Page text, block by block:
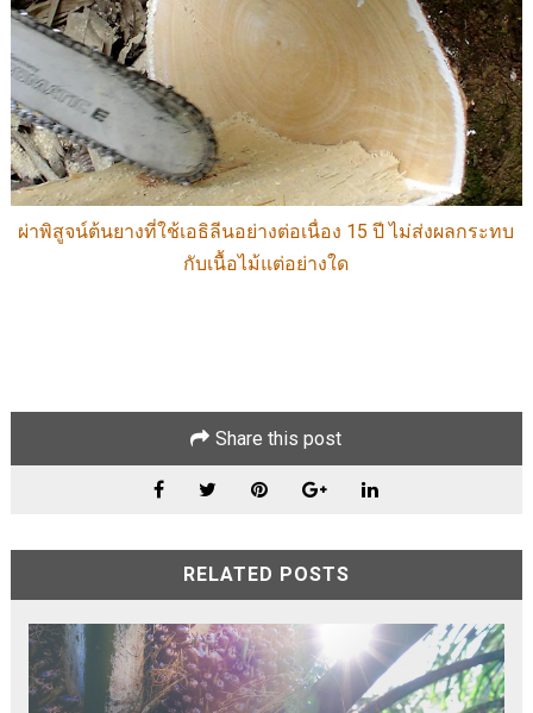
ผ่าพิสูจน์ต้นยางที่ใช้เอธิลีนอย่างต่อเนื่อง 15 ปี ไม่ส่งผลกระทบ
กับเนื้อไม้แต่อย่างใด
Share this post
RELATED POSTS